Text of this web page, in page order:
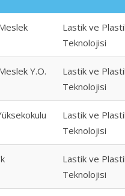
Lastik ve
Teknolojisi
Y.O.
Lastik ve
Teknolojisi
Lastik ve
Teknolojisi
Lastik ve
Teknolojisi